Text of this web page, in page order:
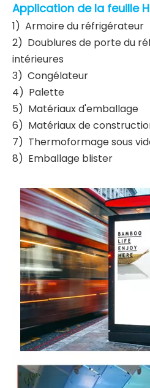
Application de la feuille
1) Armoire du réfrigérateur
2) Doublures de porte du
intérieures
3) Congélateur
4) Palette
5) Matériaux d'emballage
6) Matériaux de
7) Thermoformage sous
8) Emballage blister